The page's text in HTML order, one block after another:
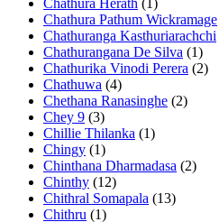
Chathura Pathum Wickramage
Chathuranga Kasthuriarachchi
Chathurangana De Silva (1)
Chathurika Vinodi Perera (2)
Chathuwa (4)
Chethana Ranasinghe (2)
Chey 9 (3)
Chillie Thilanka (1)
Chingy (1)
Chinthana Dharmadasa (2)
Chinthy (12)
Chithral Somapala (13)
Chithru (1)